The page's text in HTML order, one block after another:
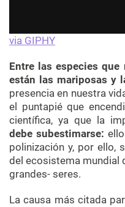
via GIPHY
Entre las especies
están las mariposas y
presencia en nuestra
el puntapié que
científica, ya que la
debe subestimarse:
polinización y, por ello,
del ecosistema mundial
grandes- seres.
La causa más citada